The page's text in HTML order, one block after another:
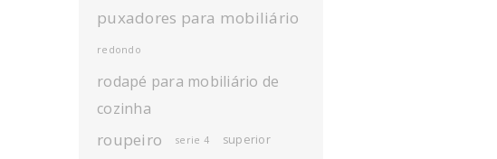
puxadores para mobiliário
redondo
rodapé para mobiliário de
cozinha
roupeiro serie 4 superior